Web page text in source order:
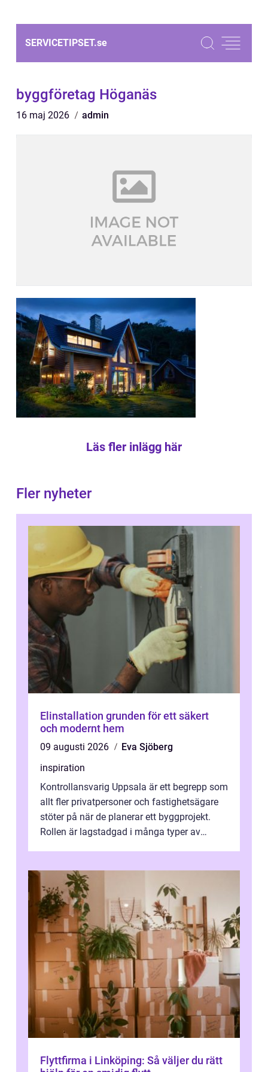
SERVICETIPSET.se
byggföretag Höganäs
16 maj 2026 admin
Läs fler inlägg här
Fler nyheter
Elinstallation grunden för ett säkert
och modernt hem
09 augusti 2026
Eva Sjöberg
inspiration
Kontrollansvarig Uppsala är ett begrepp som
allt fler privatpersoner och fastighetsägare
stöter på när de planerar ett byggprojekt.
Rollen är lagstadgad i många typer av
Flyttfirma i Linköping: Så väljer du rätt